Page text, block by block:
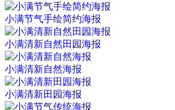
小满节气手绘简约海报
小满清新自然田园海报
小满清新自然海报
小满清新田园海报